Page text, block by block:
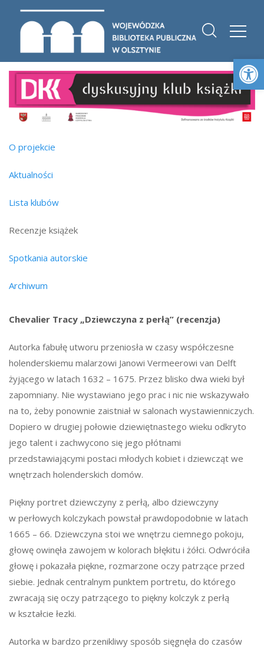
O projekcie
Aktualności
Lista klubów
Recenzje książek
Spotkania autorskie
Archiwum
Chevalier Tracy „Dziewczyna z perłą” (recenzja)
Autorka fabułę utworu przeniosła w czasy współczesne
holenderskiemu malarzowi Janowi Vermeerowi van Delft
żyjącego w latach 1632 – 1675. Przez blisko dwa wieki był
zapomniany. Nie wystawiano jego prac i nic nie wskazywało
na to, żeby ponownie zaistniał w salonach wystawienniczych.
Dopiero w drugiej połowie dziewiętnastego wieku odkryto
jego talent i zachwycono się jego płótnami
przedstawiającymi postaci młodych kobiet i dziewcząt we
wnętrzach holenderskich domów.
Piękny portret dziewczyny z perłą, albo dziewczyny
w perłowych kolczykach powstał prawdopodobnie w latach
1665 – 66. Dziewczyna stoi we wnętrzu ciemnego pokoju,
głowę owinęła zawojem w kolorach błękitu i żółci. Odwróciła
głowę i pokazała piękne, rozmarzone oczy patrzące przed
siebie. Jednak centralnym punktem portretu, do którego
zwracają się oczy patrzącego to piękny kolczyk z perłą
w kształcie łezki.
Autorka w bardzo przenikliwy sposób sięgnęła do czasów